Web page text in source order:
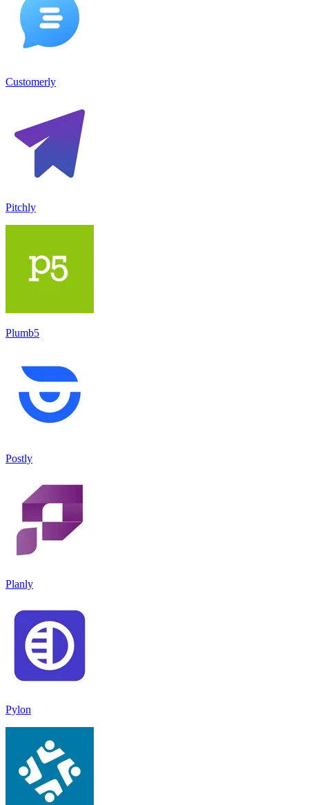
Customerly
Pitchly
Plumb5
Postly
Planly
Pylon